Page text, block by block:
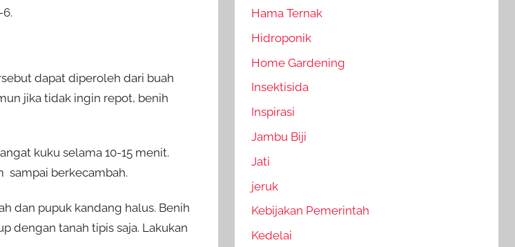
dapat diperoleh dari buah
jika tidak ingin repot, benih
kuku selama 10-15 menit.
sampai berkecambah.
dan pupuk kandang halus. Benih
dengan tanah tipis saja. Lakukan
Hama Ternak
Hidroponik
Home Gardening
Insektisida
Inspirasi
Jambu Biji
Jati
jeruk
Kebijakan Pemerintah
Kedelai